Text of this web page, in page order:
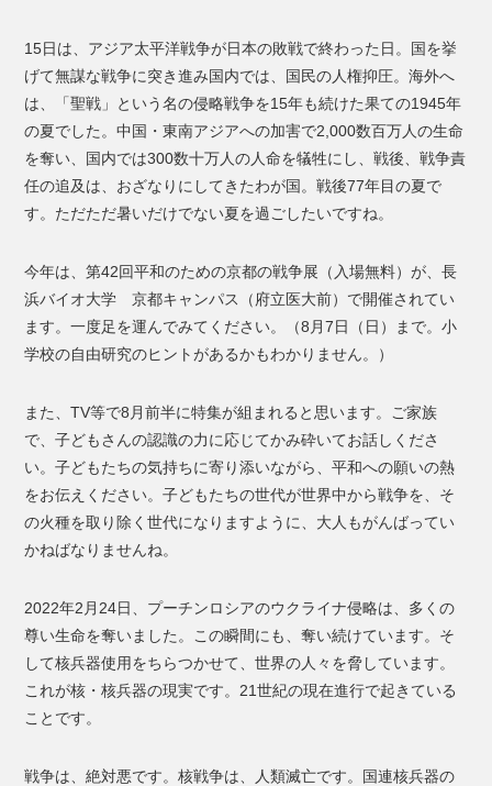
15日は、アジア太平洋戦争が日本の敗戦で終わった日。国を挙
げて無謀な戦争に突き進み国内では、国民の人権抑圧。海外へ
は、「聖戦」という名の侵略戦争を15年も続けた果ての1945年
の夏でした。中国・東南アジアへの加害で2,000数百万人の生命
を奪い、国内では300数十万人の人命を犠牲にし、戦後、戦争責
任の追及は、おざなりにしてきたわが国。戦後77年目の夏で
す。ただただ暑いだけでない夏を過ごしたいですね。
今年は、第42回平和のための京都の戦争展（入場無料）が、長
浜バイオ大学 京都キャンパス（府立医大前）で開催されてい
ます。一度足を運んでみてください。（8月7日（日）まで。小
学校の自由研究のヒントがあるかもわかりません。）
また、TV等で8月前半に特集が組まれると思います。ご家族
で、子どもさんの認識の力に応じてかみ砕いてお話しくださ
い。子どもたちの気持ちに寄り添いながら、平和への願いの熱
をお伝えください。子どもたちの世代が世界中から戦争を、そ
の火種を取り除く世代になりますように、大人もがんばってい
かねばなりませんね。
2022年2月24日、プーチンロシアのウクライナ侵略は、多くの
尊い生命を奪いました。この瞬間にも、奪い続けています。そ
して核兵器使用をちらつかせて、世界の人々を脅しています。
これが核・核兵器の現実です。21世紀の現在進行で起きている
ことです。
戦争は、絶対悪です。核戦争は、人類滅亡です。国連核兵器の